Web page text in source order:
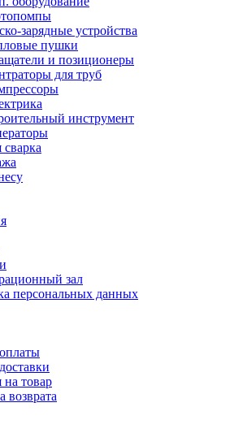
зарядные устройства
пушки
и позиционеры
для труб
инструмент
сварка
зал
персональных данных
на товар
возврата